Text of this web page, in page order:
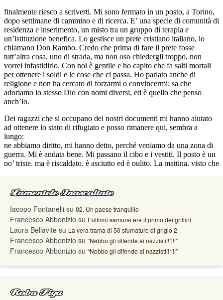
Lamentele Inascoltate
Iacopo Fontanelli su 02. Un paese tranquillo
Francesco Abbonizio su L’ultimo samurai era il primo dei grillini
Laura Bellavite su La vera trama di 50 sfumature di grigio 2
Francesco Abbonizio su “Nebbo gli difende ai nazzisti!!1!!”
Francesco Abbonizio su “Nebbo gli difende ai nazzisti!!1!!”
Roba Figa